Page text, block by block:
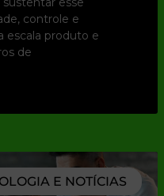
controle e
escala produto e
de
E NOTÍCIAS